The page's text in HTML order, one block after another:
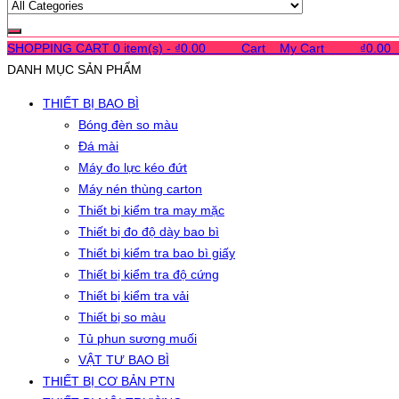
SHOPPING CART 0 item(s) - ₫0.00 Cart My Cart ₫0.00
DANH MỤC SẢN PHẨM
THIẾT BỊ BAO BÌ
Bóng đèn so màu
Đá mài
Máy đo lực kéo đứt
Máy nén thùng carton
Thiết bị kiểm tra may mặc
Thiết bị đo độ dày bao bì
Thiết bị kiểm tra bao bì giấy
Thiết bị kiểm tra độ cứng
Thiết bị kiểm tra vải
Thiết bị so màu
Tủ phun sương muối
VẬT TƯ BAO BÌ
THIẾT BỊ CƠ BẢN PTN